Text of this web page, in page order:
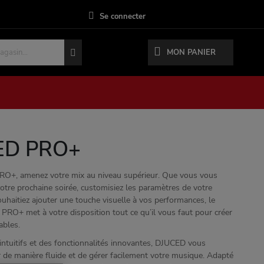
Se connecter
MON PANIER
PRO+
amenez votre mix au niveau supérieur. Que vous vous
prochaine soirée, customisiez les paramètres de votre
ajouter une touche visuelle à vos performances, le
PRO+ met à votre disposition tout ce qu’il vous faut pour créer
et des fonctionnalités innovantes, DJUCED vous
de manière fluide et de gérer facilement votre musique. Adapté